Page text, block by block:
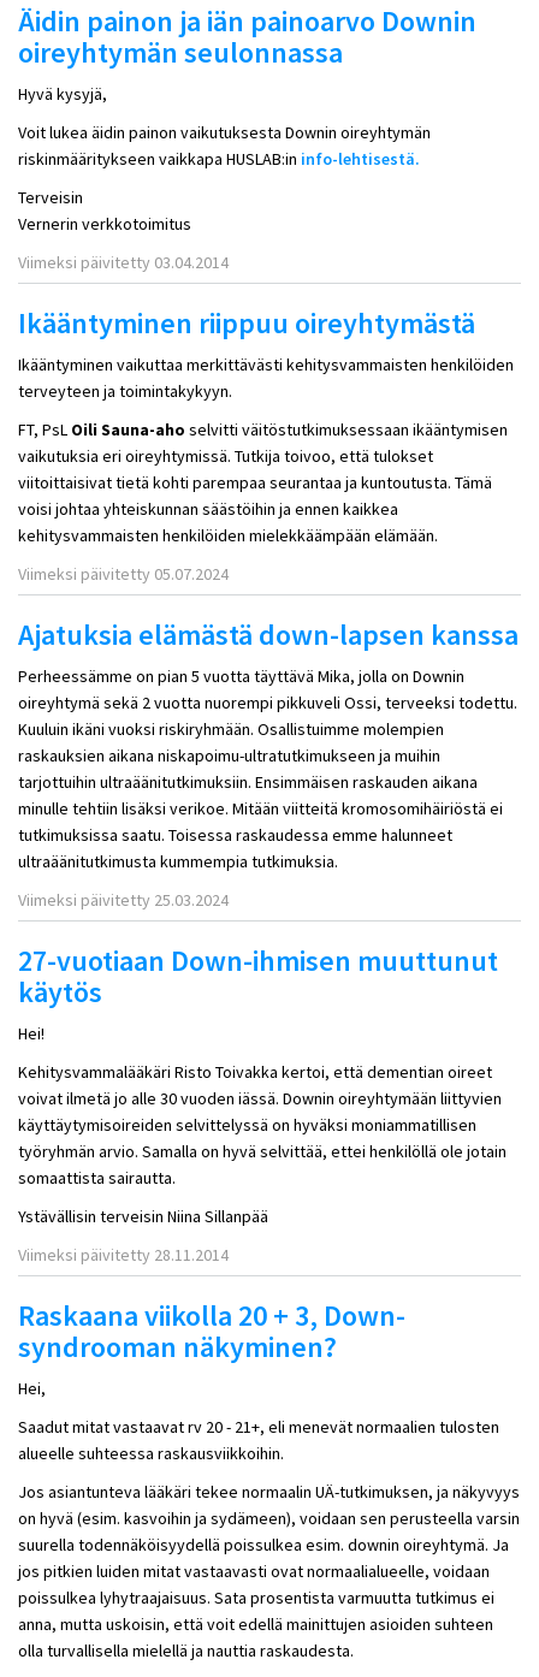
Äidin painon ja iän painoarvo Downin
oireyhtymän seulonnassa
Hyvä kysyjä,
Voit lukea äidin painon vaikutuksesta Downin oireyhtymän
riskinmääritykseen vaikkapa HUSLAB:in info-lehtisestä.
Terveisin
Vernerin verkkotoimitus
Viimeksi päivitetty 03.04.2014
Ikääntyminen riippuu oireyhtymästä
Ikääntyminen vaikuttaa merkittävästi kehitysvammaisten henkilöiden
terveyteen ja toimintakykyyn.
FT, PsL Oili Sauna-aho selvitti väitöstutkimuksessaan ikääntymisen
vaikutuksia eri oireyhtymissä. Tutkija toivoo, että tulokset
viitoittaisivat tietä kohti parempaa seurantaa ja kuntoutusta. Tämä
voisi johtaa yhteiskunnan säästöihin ja ennen kaikkea
kehitysvammaisten henkilöiden mielekkäämpään elämään.
Viimeksi päivitetty 05.07.2024
Ajatuksia elämästä down-lapsen kanssa
Perheessämme on pian 5 vuotta täyttävä Mika, jolla on Downin
oireyhtymä sekä 2 vuotta nuorempi pikkuveli Ossi, terveeksi todettu.
Kuuluin ikäni vuoksi riskiryhmään. Osallistuimme molempien
raskauksien aikana niskapoimu-ultratutkimukseen ja muihin
tarjottuihin ultraäänitutkimuksiin. Ensimmäisen raskauden aikana
minulle tehtiin lisäksi verikoe. Mitään viitteitä kromosomihäiriöstä ei
tutkimuksissa saatu. Toisessa raskaudessa emme halunneet
ultraäänitutkimusta kummempia tutkimuksia.
Viimeksi päivitetty 25.03.2024
27-vuotiaan Down-ihmisen muuttunut
käytös
Hei!
Kehitysvammalääkäri Risto Toivakka kertoi, että dementian oireet
voivat ilmetä jo alle 30 vuoden iässä. Downin oireyhtymään liittyvien
käyttäytymisoireiden selvittelyssä on hyväksi moniammatillisen
työryhmän arvio. Samalla on hyvä selvittää, ettei henkilöllä ole jotain
somaattista sairautta.
Ystävällisin terveisin Niina Sillanpää
Viimeksi päivitetty 28.11.2014
Raskaana viikolla 20 + 3, Down-
syndrooman näkyminen?
Hei,
Saadut mitat vastaavat rv 20 - 21+, eli menevät normaalien tulosten
alueelle suhteessa raskausviikkoihin.
Jos asiantunteva lääkäri tekee normaalin UÄ-tutkimuksen, ja näkyvyys
on hyvä (esim. kasvoihin ja sydämeen), voidaan sen perusteella varsin
suurella todennäköisyydellä poissulkea esim. downin oireyhtymä. Ja
jos pitkien luiden mitat vastaavasti ovat normaalialueelle, voidaan
poissulkea lyhytraajaisuus. Sata prosentista varmuutta tutkimus ei
anna, mutta uskoisin, että voit edellä mainittujen asioiden suhteen
olla turvallisella mielellä ja nauttia raskaudesta.